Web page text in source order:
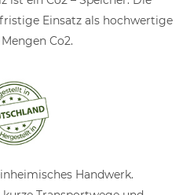
Einsatz als hochwertige
Co2.
Handwerk.